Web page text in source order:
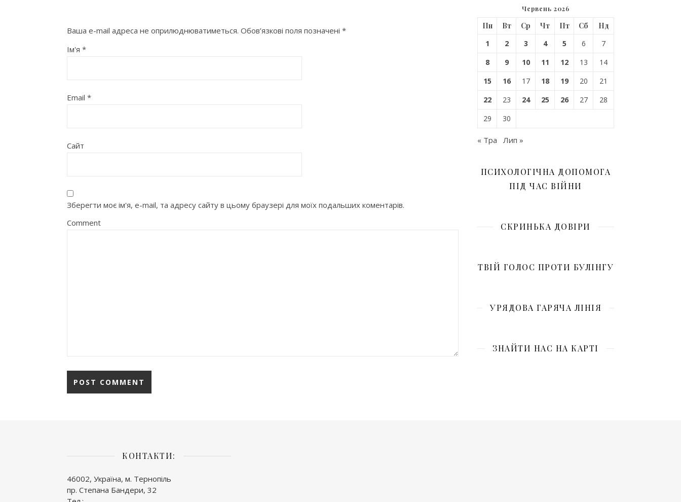
Ваша e-mail адреса не оприлюднюватиметься. Обов’язкові поля позначені *
Ім'я *
Email *
Сайт
Зберегти моє ім'я, e-mail, та адресу сайту в цьому браузері для моїх подальших коментарів.
Comment
Червень 2026
Пн Вт Ср Чт Пт Сб
Нд
1
2 3 4 5 6
7
8
9 10 11 12 13
14
15
16 17 18 19 20
21
22
23 24 25 26 27
28
29
30
« Тра Лип »
ПСИХОЛОГІЧНА ДОПОМОГА
ПІД ЧАС ВІЙНИ
СКРИНЬКА ДОВІРИ
ТВІЙ ГОЛОС ПРОТИ БУЛІНГУ
УРЯДОВА ГАРЯЧА ЛІНІЯ
ЗНАЙТИ НАС НА КАРТІ
КОНТАКТИ:
46002, Україна, м. Тернопіль
пр. Степана Бандери, 32